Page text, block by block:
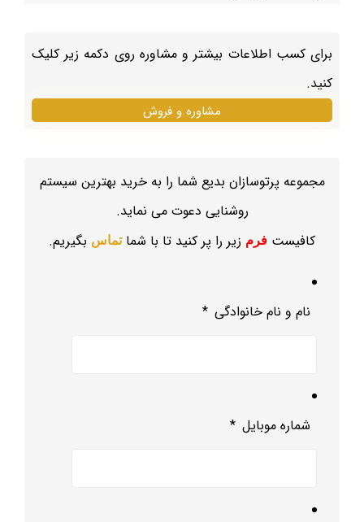
برای کسب اطلاعات بیشتر و مشاوره روی دکمه زیر کلیک
کنید.
مشاوره و فروش
مجموعه پرتوسازان بدیع شما را به خرید بهترین سیستم
روشنایی دعوت می نماید.
کافیست فرم زیر را پر کنید تا با شماتماس بگیریم.
نام و نام خانوادگی *
شماره موبایل *